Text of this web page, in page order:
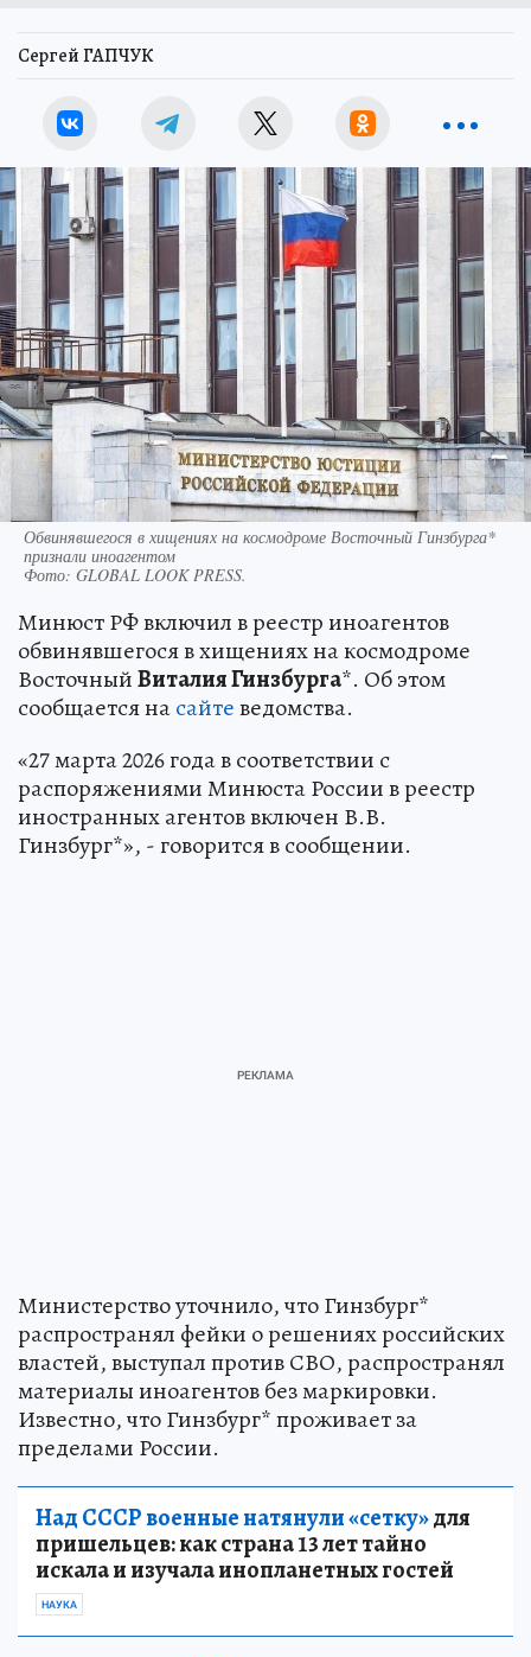
Сергей ГАПЧУК
Обвинявшегося в хищениях на космодроме Восточный Гинзбурга*
признали иноагентом
Фото: GLOBAL LOOK PRESS.
Минюст РФ включил в реестр иноагентов
обвинявшегося в хищениях на космодроме
ВосточныйВиталия Гинзбурга*. Об этом
сообщается насайтеведомства.
«27 марта 2026 года в соответствии с
распоряжениями Минюста России в реестр
иностранных агентов включен В.В.
Гинзбург*», - говорится в сообщении.
Министерство уточнило, что Гинзбург*
распространял фейки о решениях российских
властей, выступал против СВО, распространял
материалы иноагентов без маркировки.
Известно, что Гинзбург* проживает за
пределами России.
Над СССР военные натянули «сетку»для
пришельцев: как страна 13 лет тайно
искала и изучала инопланетных гостей
НАУКА